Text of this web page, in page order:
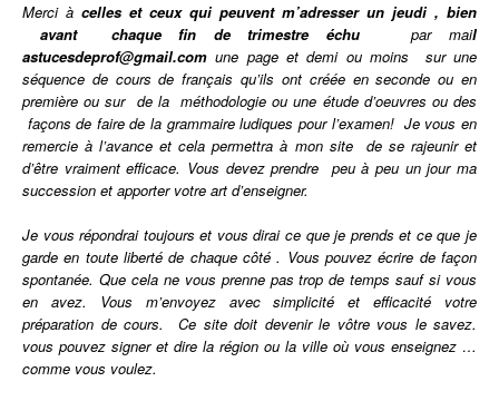
Merci à celles et ceux qui peuvent m’adresser un jeudi , bien
avant chaque fin de trimestre échu
par mail
astucesdeprof@gmail.com une page et demi ou moins sur une
séquence de cours de français qu’ils ont crééeen seconde ou en
première ou sur de la méthodologie ou une étude d’oeuvres ou des
façons de faire de la grammaire ludiques pour l’examen! Je vous en
remercie à l’avance et cela permettra à mon site de se rajeunir et
d’être vraiment efficace. Vous devez prendre peu à peu un jour ma
succession et apporter votre art d’enseigner.
Je vous répondrai toujours et vous dirai ce que je prends et ce que je
garde en toute liberté de chaque côté . Vous pouvez écrire de façon
spontanée. Que cela ne vous prenne pas trop de temps sauf si vous
en avez. Vous m’envoyez avec simplicité et efficacité votre
préparation de cours. Ce site doit devenir le vôtre vous le savez.
vous pouvez signer et dire la région ou la ville où vous enseignez …
comme vous voulez.